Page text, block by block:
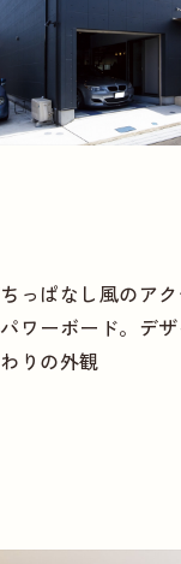
っぱなし風のア
ワーボード。デ
りの外観